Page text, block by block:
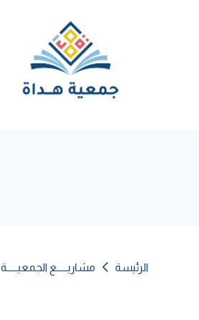
الرئيسة مشاريـــــع الجمعيـــــة